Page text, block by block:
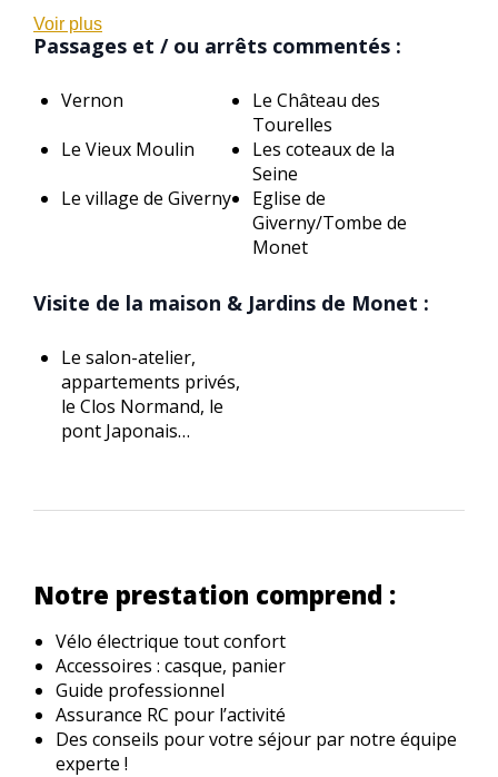
Voir plus
Passages et / ou arrêts commentés :
Vernon
Le Château des
Tourelles
Le Vieux Moulin
Les coteaux de la
Seine
Le village de Giverny
Eglise de
Giverny/Tombe de
Monet
Visite de la maison & Jardins de Monet :
Le salon-atelier,
appartements privés,
le Clos Normand, le
pont Japonais…
Notre prestation comprend :
Vélo électrique tout confort
Accessoires : casque, panier
Guide professionnel
Assurance RC pour l’activité
Des conseils pour votre séjour par notre équipe
experte !